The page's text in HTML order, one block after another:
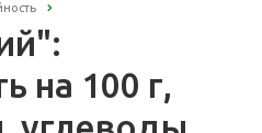
на 100 г,